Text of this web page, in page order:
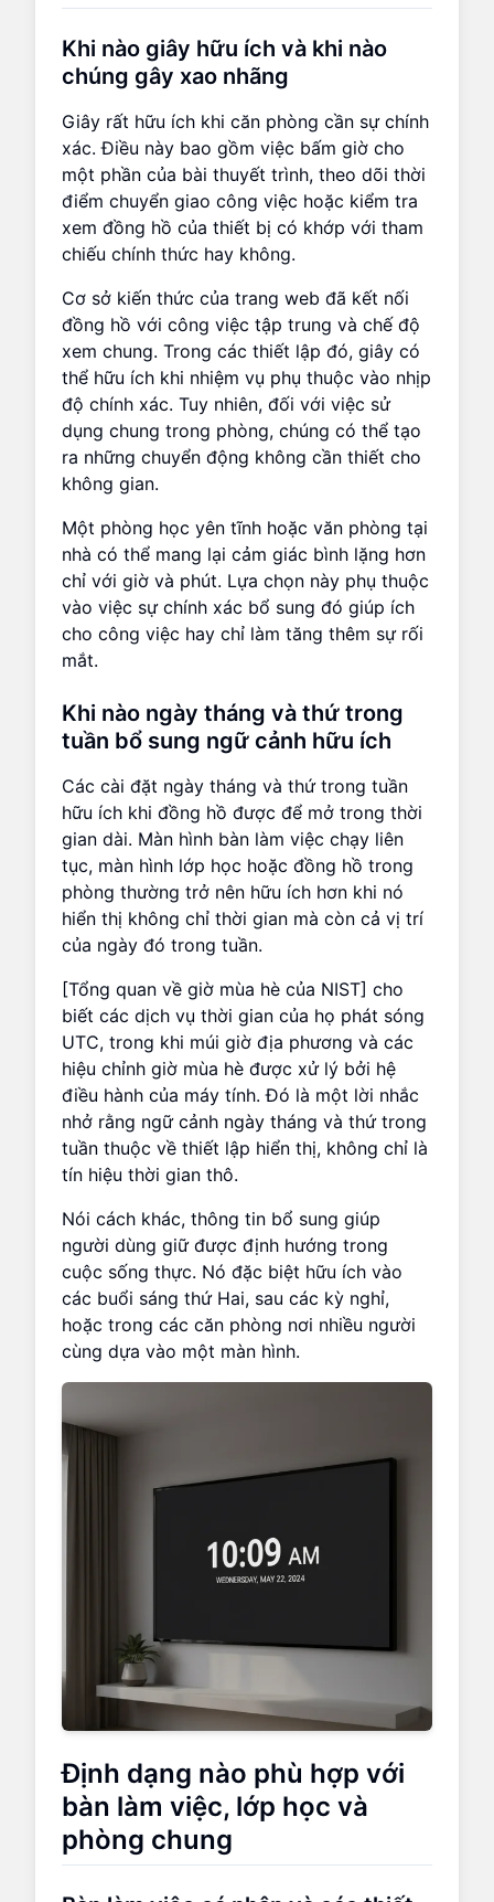
Khi nào giây hữu ích và khi nào
chúng gây xao nhãng
Giây rất hữu ích khi căn phòng cần sự chính
xác. Điều này bao gồm việc bấm giờ cho
một phần của bài thuyết trình, theo dõi thời
điểm chuyển giao công việc hoặc kiểm tra
xem đồng hồ của thiết bị có khớp với tham
chiếu chính thức hay không.
Cơ sở kiến thức của trang web đã kết nối
đồng hồ với công việc tập trung và chế độ
xem chung. Trong các thiết lập đó, giây có
thể hữu ích khi nhiệm vụ phụ thuộc vào nhịp
độ chính xác. Tuy nhiên, đối với việc sử
dụng chung trong phòng, chúng có thể tạo
ra những chuyển động không cần thiết cho
không gian.
Một phòng học yên tĩnh hoặc văn phòng tại
nhà có thể mang lại cảm giác bình lặng hơn
chỉ với giờ và phút. Lựa chọn này phụ thuộc
vào việc sự chính xác bổ sung đó giúp ích
cho công việc hay chỉ làm tăng thêm sự rối
mắt.
Khi nào ngày tháng và thứ trong
tuần bổ sung ngữ cảnh hữu ích
Các cài đặt ngày tháng và thứ trong tuần
hữu ích khi đồng hồ được để mở trong thời
gian dài. Màn hình bàn làm việc chạy liên
tục, màn hình lớp học hoặc đồng hồ trong
phòng thường trở nên hữu ích hơn khi nó
hiển thị không chỉ thời gian mà còn cả vị trí
của ngày đó trong tuần.
[Tổng quan về giờ mùa hè của NIST] cho
biết các dịch vụ thời gian của họ phát sóng
UTC, trong khi múi giờ địa phương và các
hiệu chỉnh giờ mùa hè được xử lý bởi hệ
điều hành của máy tính. Đó là một lời nhắc
nhở rằng ngữ cảnh ngày tháng và thứ trong
tuần thuộc về thiết lập hiển thị, không chỉ là
tín hiệu thời gian thô.
Nói cách khác, thông tin bổ sung giúp
người dùng giữ được định hướng trong
cuộc sống thực. Nó đặc biệt hữu ích vào
các buổi sáng thứ Hai, sau các kỳ nghỉ,
hoặc trong các căn phòng nơi nhiều người
cùng dựa vào một màn hình.
Định dạng nào phù hợp với
bàn làm việc, lớp học và
phòng chung